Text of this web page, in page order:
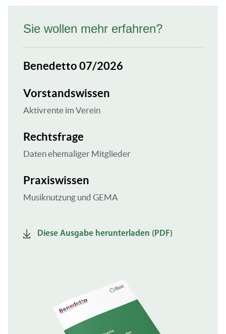
Sie wollen mehr erfahren?
Benedetto 07/2026
Vorstandswissen
Aktivrente im Verein
Rechtsfrage
Daten ehemaliger Mitglieder
Praxiswissen
Musiknutzung und GEMA
Diese Ausgabe herunterladen (PDF)